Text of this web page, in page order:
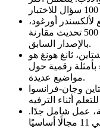
لألكسندر أورغود،
نسخة محدثة. تحتوي على أكثر من 500 تحديث مقارنة
بالإصدار السابق.
ثانغ هونغ هو
رقمية حول
مواضيع عديدة.
وجان-فرانسوا
، عمل شامل جدًا.